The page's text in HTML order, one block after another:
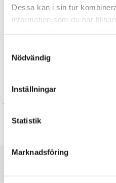
Dessa kan i sin tur
information som du har
Nödvändig
Inställningar
Statistik
Marknadsföring
Find
Me To You / Tatty Teddy
Lykønskningskort